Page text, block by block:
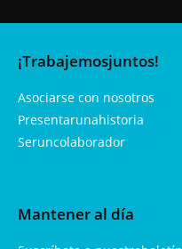
¡Trabajemosjuntos!
Asociarse con nosotros
Presentarunahistoria
Seruncolaborador
Mantener al día